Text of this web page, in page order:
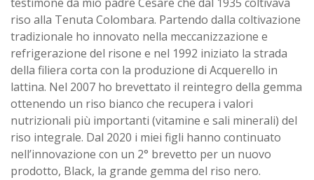
testimone da mio padre Cesare che dal 1935 coltivava
riso alla Tenuta Colombara. Partendo dalla coltivazione
tradizionale ho innovato nella meccanizzazione e
refrigerazione del risone e nel 1992 iniziato la strada
della filiera corta con la produzione di Acquerello in
lattina. Nel 2007 ho brevettato il reintegro della gemma
ottenendo un riso bianco che recupera i valori
nutrizionali più importanti (vitamine e sali minerali) del
riso integrale. Dal 2020 i miei figli hanno continuato
nell’innovazione con un 2° brevetto per un nuovo
prodotto, Black, la grande gemma del riso nero.